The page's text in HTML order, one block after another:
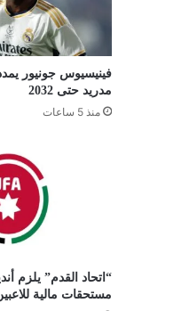
فينيسيوس جونيور
مدريد حتى 2032
منذ 5 ساعات
“اتحاد القدم” يلزم
مستحقات مالية